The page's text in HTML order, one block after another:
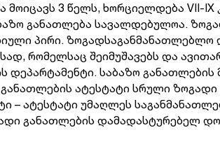
მოიცავს 3 წელს, ხორციელდება VII-
განათლება სავალდებულოა.
პირი.
რომელსაც შეიმუშავებს და
დეპარტამენტი. საბაზო
ატესტატი სრული
– ატესტატი უმაღლეს
განათლების დამადასტურებელ